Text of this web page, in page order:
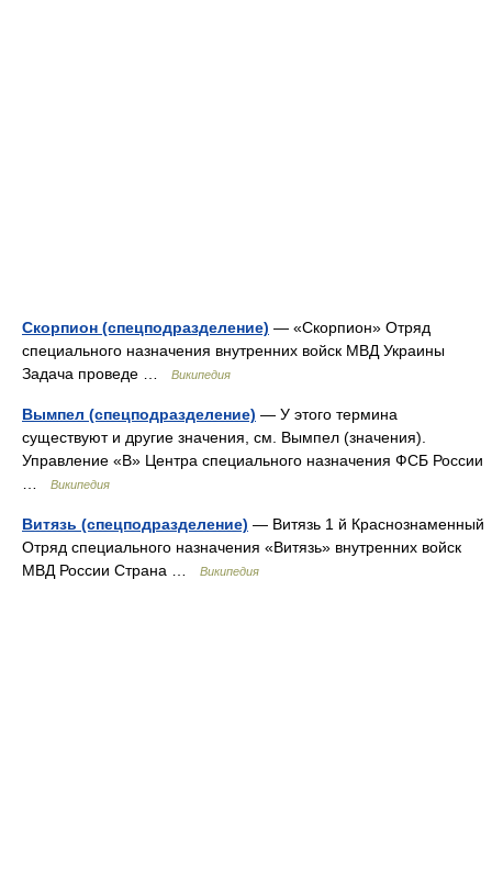
Скорпион (спецподразделение) — «Скорпион» Отряд
специального назначения внутренних войск МВД Украины
Задача проведе …
Википедия
Вымпел (спецподразделение) — У этого термина
существуют и другие значения, см. Вымпел (значения).
Управление «В» Центра специального назначения ФСБ России
…
Википедия
Витязь (спецподразделение) — Витязь 1 й Краснознаменный
Отряд специального назначения «Витязь» внутренних войск
МВД России Страна …
Википедия